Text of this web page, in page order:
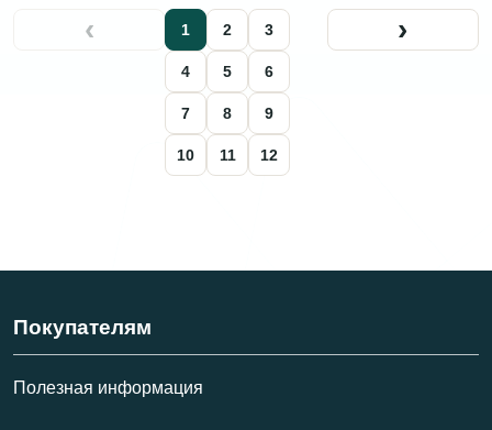
‹ 1 2 3
4 5 6
7 8 9
10 11 12
›
Покупателям
Полезная информация